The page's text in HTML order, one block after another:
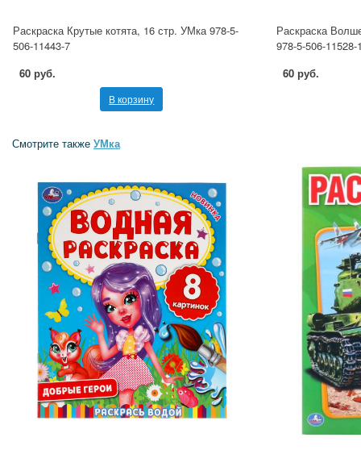
Раскраска Крутые котята, 16 стр. УМка 978-5-
506-11443-7
60 руб.
В корзину
Раскраска
978-5-506-11528-
60 руб.
Смотрите также УМка